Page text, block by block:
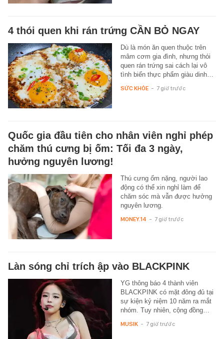
4 thói quen khi rán trứng CẦN BỎ NGAY
Dù là món ăn quen thuộc trên
mâm cơm gia đình, nhưng thói
quen rán trứng sai cách lại vô
tình biến thực phẩm giàu dinh…
SỨC KHỎE - 7 giờ trước
Quốc gia đầu tiên cho nhân viên nghỉ phép
chăm thú cưng bị ốm: Tối đa 3 ngày,
hưởng nguyên lương!
Thú cưng ốm nặng, người lao
động có thể xin nghỉ làm để
chăm sóc mà vẫn được hưởng
nguyên lương.
MONEY.14 - 7 giờ trước
Làn sóng chỉ trích ập vào BLACKPINK
YG thông báo 4 thành viên
BLACKPINK có mặt đông đủ tại
sự kiện kỷ niệm 10 năm ra mắt
nhóm. Tuy nhiên, cộng đồng…
MUSIK - 7 giờ trước